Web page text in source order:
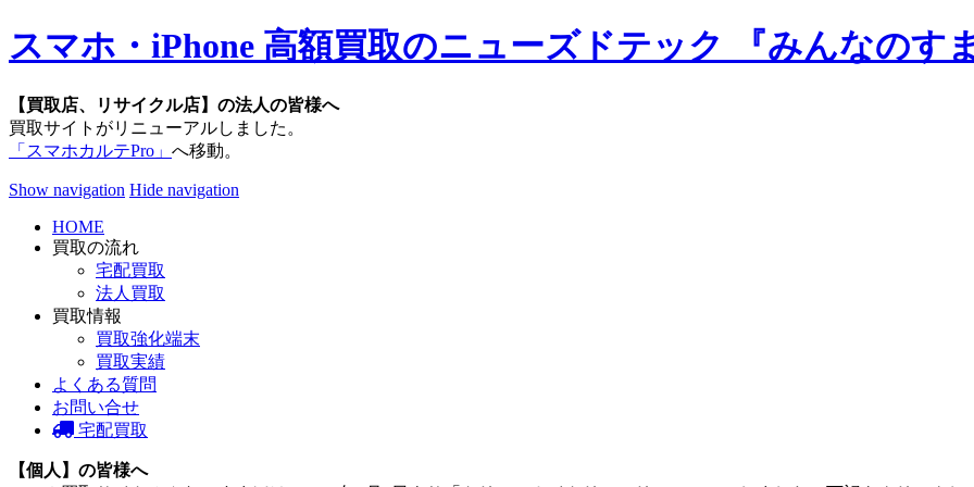
スマホ・iPhone 高額買取のニューズドテック 『みんなのす
【買取店、リサイクル店】の法人の皆様へ
買取サイトがリニューアルしました。
「スマホカルテPro」 へ移動。
Show navigation Hide navigation
HOME
買取の流れ
宅配買取
法人買取
買取情報
買取強化端末
買取実績
よくある質問
お問い合せ
宅配買取
【個人】の皆様へ